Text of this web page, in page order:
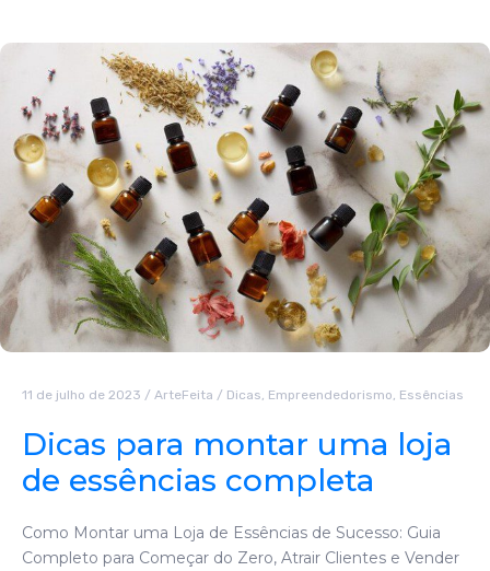
11 de julho de 2023 / ArteFeita / Dicas Empreendedorismo Essências
Dicas para montar uma loja
de essências completa
Como Montar uma Loja de Essências de Sucesso: Guia
Completo para Começar do Zero, Atrair Clientes e Vender